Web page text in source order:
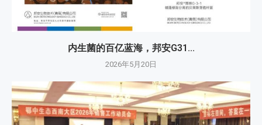
内生菌的百亿蓝海，邦安G31...
2026年5月20日